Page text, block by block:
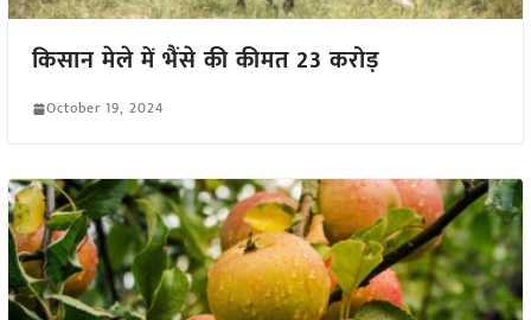
किसान मेले में भैंसे की कीमत 23 करोड़
October 19, 2024